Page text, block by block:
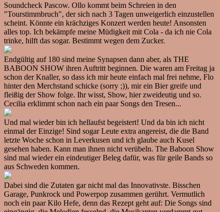
Soundcheck Pascow. Ollo kommt beim Schreien in den
"Tourstimmbruch", der sich nach 3 Tagen unweigerlich einzustellen
scheint. Könnte ein krächziges Konzert werden heute! Ansonsten
alles top. Ich bekämpfe meine Müdigkeit mit Cola - da ich nie Cola
trinke, hilft das sogar. Bestimmt wegen dem Zucker.
Endgültig auf 180 sind meine Synapsen dann aber, als THE
BABOON SHOW ihren Auftritt beginnen. Die waren am Freitag ja
schon der Knaller, so dass ich mir heute einfach mal frei nehme, Flo
hinter den Merchstand schicke (sorry ;)), mir ein Bier greife und
fleißig der Show folge. Ihr wisst, Show, hier zweideutig und so.
Cecilia erklimmt schon nach ein paar Songs den Tresen...
Und mal wieder bin ich hellaufst begeistert! Und da bin ich nicht
einmal der Einzige! Sind sogar Leute extra angereist, die die Band
letzte Woche schon in Leverkusen und ich glaube auch Kusel
gesehen haben. Kann man ihnen nicht verübeln. The Baboon Show
sind mal wieder ein eindeutiger Beleg dafür, was für geile Bands so
aus Schweden kommen.
Dabei sind die Zutaten gar nicht mal das Innovativste. Bisschen
Garage, Punkrock und Powerpop zusammen gerührt. Vermutlich
noch ein paar Kilo Hefe, denn das Rezept geht auf: Die Songs sind